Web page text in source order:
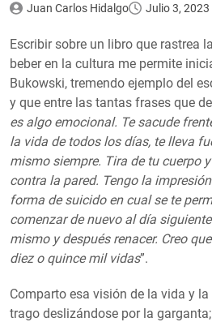
Juan Carlos Hidalgo Julio 3, 2023
Escribir sobre un libro que rastrea
beber en la cultura me permite
Bukowski, tremendo ejemplo del
y que entre las tantas frases que
es algo emocional. Te sacude
la vida de todos los días, te lleva
mismo siempre. Tira de tu cuerpo
contra la pared. Tengo la
forma de suicido en cual se te
comenzar de nuevo al día
mismo y después renacer. Creo
diez o quince mil vidas”.
Comparto esa visión de la vida y
trago deslizándose por la